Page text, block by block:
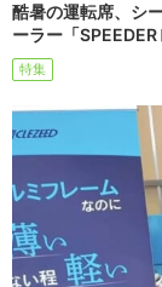
酷暑の運転席、シ
ーラー「
特集